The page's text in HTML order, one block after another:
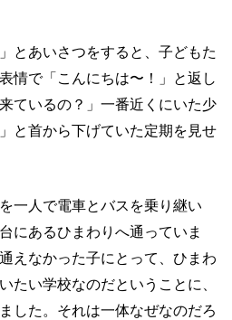
とあいさつをすると、子どもた
情で「こんにちは〜！」と返し
ているの？」一番近くにいた少
と首から下げていた定期を見せ
一人で電車とバスを乗り継い
にあるひまわりへ通っていま
えなかった子にとって、ひまわ
たい学校なのだということに、
した。それは一体なぜなのだろ